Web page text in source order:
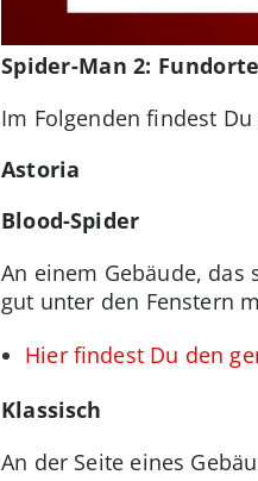
Spider-Man 2:
Im Folgenden findest
Astoria
Blood-Spider
An einem Gebäude,
gut unter den Fenstern
Hier findest Du den
Klassisch
An der Seite eines